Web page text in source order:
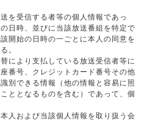
を受信する者等の個人情報であっ
日時、並びに当該放送番組を特定で
開始の日時の一ごとに本人の同意を
。
により支払している放送受信者等に
番号、クレジットカード番号その他
別できる情報（他の情報と容易に照
ととなるものを含む）であって、個
人および当該個人情報を取り扱う会